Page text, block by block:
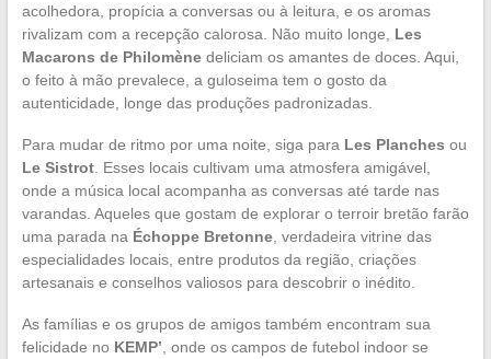
acolhedora, propícia a conversas ou à leitura, e os aromas
rivalizam com a recepção calorosa. Não muito longe, Les
Macarons de Philomènedeliciam os amantes de doces. Aqui,
o feito à mão prevalece, a guloseima tem o gosto da
autenticidade, longe das produções padronizadas.
Para mudar de ritmo por uma noite, siga para Les Planches ou
Le Sistrot. Esses locais cultivam uma atmosfera amigável,
onde a música local acompanha as conversas até tarde nas
varandas. Aqueles que gostam de explorar o terroir bretão farão
uma parada na Échoppe Bretonne, verdadeira vitrine das
especialidades locais, entre produtos da região, criações
artesanais e conselhos valiosos para descobrir o inédito.
As famílias e os grupos de amigos também encontram sua
felicidade no KEMP’ , onde os campos de futebol indoor se